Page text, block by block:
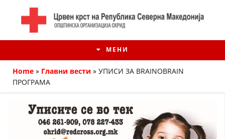
МЕНИ
Home » Главни вести » УПИСИ ЗА BRAINOBRAIN
ПРОГРАМА